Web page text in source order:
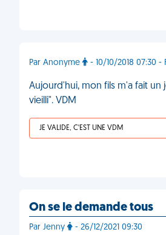
Par Anonyme - 10/10/2018 07:30 -
Aujourd'hui, mon fils m'a fait un
vieilli". VDM
JE VALIDE, C'EST UNE VDM
On se le demande tous
Par Jenny - 26/12/2021 09:30